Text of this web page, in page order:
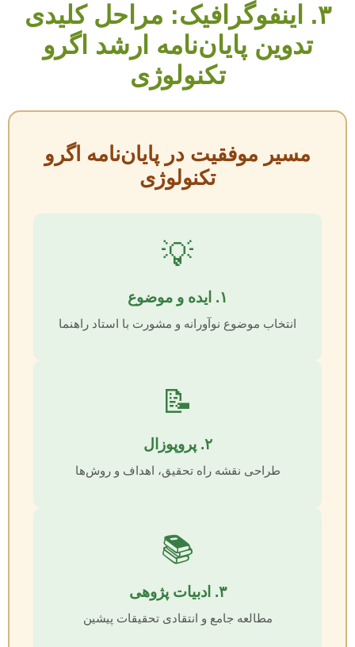
۳. اینفوگرافیک: مراحل کلیدی
تدوین پایان‌نامه ارشد اگرو
تکنولوژی
مسیر موفقیت در پایان‌نامه اگرو
تکنولوژی
💡
۱. ایده و موضوع
انتخاب موضوع نوآورانه و مشورت با استاد راهنما
📝
۲. پروپوزال
طراحی نقشه راه تحقیق، اهداف و روش‌ها
📚
۳. ادبیات پژوهی
مطالعه جامع و انتقادی تحقیقات پیشین